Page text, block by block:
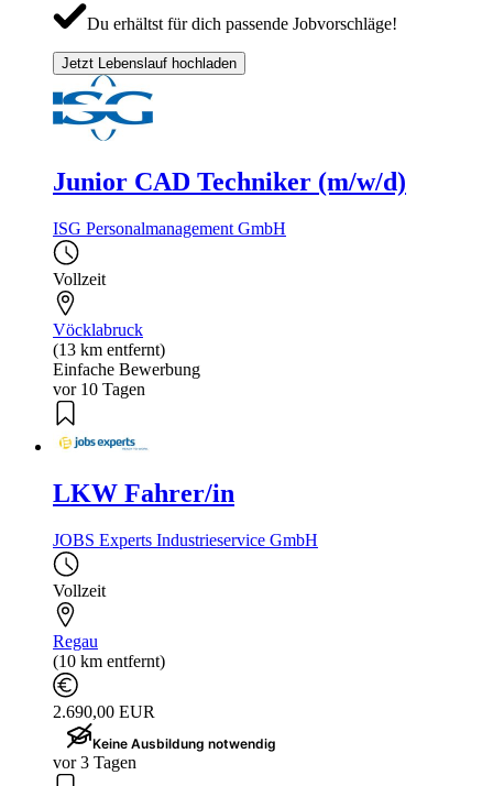
Du erhältst für dich passende Jobvorschläge!
Jetzt Lebenslauf hochladen
Junior CAD Techniker (m/w/d)
ISG Personalmanagement GmbH
Vollzeit
Vöcklabruck
(13 km entfernt)
Einfache Bewerbung
vor 10 Tagen
LKW Fahrer/in
JOBS Experts Industrieservice GmbH
Vollzeit
Regau
(10 km entfernt)
2.690,00 EUR
Keine Ausbildung notwendig
vor 3 Tagen